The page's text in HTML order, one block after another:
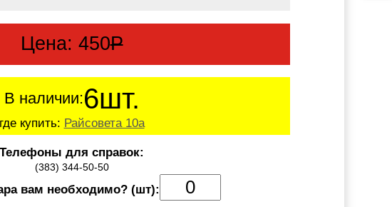
Цена: 450Р
В наличии:6шт.
где купить: Райсовета 10а
Телефоны для справок:
(383) 344-50-50
вам необходимо? (шт):